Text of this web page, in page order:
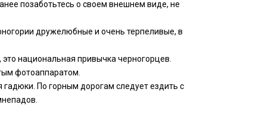
позаботьтесь о своем внешнем виде, не
дружелюбные и очень терпеливые, в
национальная привычка черногорцев.
фотоаппаратом.
гадюки. По горным дорогам следует ездить с